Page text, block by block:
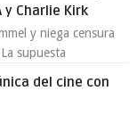
y Charlie Kirk
y niega censura
supuesta
del cine con